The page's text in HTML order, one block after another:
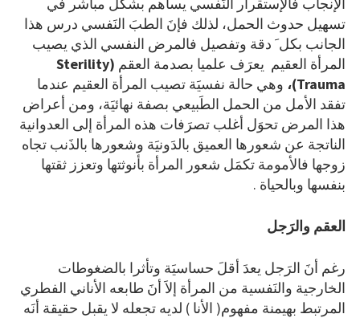
تسهيل حدوث الحمل، لذلك فإنَ الطبَ النَفسي درس هذا
الجانب بكل َ دقة وتفصيل فالمرض النفسي الذي يصيب
المرأة العقيم يعرَف علميا بصدمة العقم (Sterility
Trauma)،
وهي حالة نفسيَة تصيب المرأة العقيم عندما
تفقد الأمل من الحمل الطَبيعي بصفة نهائيَة، ومن أعراض
هذا المرض تحوَل أغلب تصرَفات هذه المرأة إلى العدوانية
الناتجة عن شعورها العميق بالدَونيَة وشعورها بالذَنب تجاه
زوجها فالأمومة تكمَل شعور المرأة بأنوثتها وتعزز ثقتها
بنفسها وبالحياة .
العقم والرَجل
رغم أنَ الرَجل يعدَ أقلَ حساسيَة وتأثرا بالضغوطات
الخارجية والنَفسية من المرأة إلاَ أنَ طابعه الأناني الفطري
المرتبط بهيمنة مفهوم( الأنا ) لديه تجعله لا يقبل حقيقة أنَه